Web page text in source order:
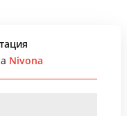
Nivona